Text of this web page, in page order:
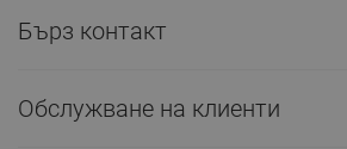
Бърз контакт
Обслужване на клиенти